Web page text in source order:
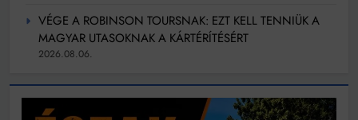
VÉGE A ROBINSON TOURSNAK: EZT KELL TENNIÜK A
MAGYAR UTASOKNAK A KÁRTÉRÍTÉSÉRT
2026.08.06.